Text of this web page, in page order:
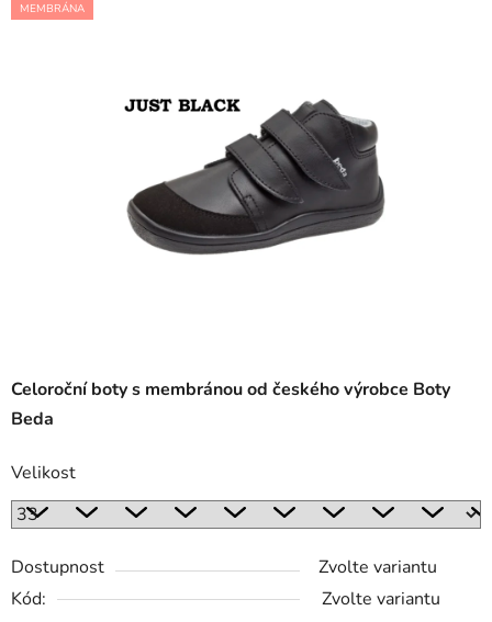
Celoroční boty s membránou od českého výrobce Boty
Beda
Velikost
Dostupnost
Zvolte variantu
Kód:
Zvolte variantu
MEMBRÁNA